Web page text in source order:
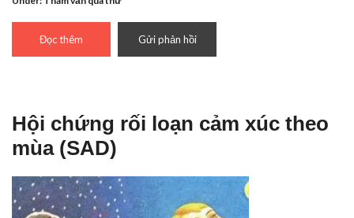
Đọc thêm Gửi phản hồi
Hội chứng rối loạn cảm xúc theo
mùa (SAD)